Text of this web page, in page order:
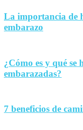
La importancia de
embarazo
¿Cómo es y qué se
embarazadas?
7 beneficios de